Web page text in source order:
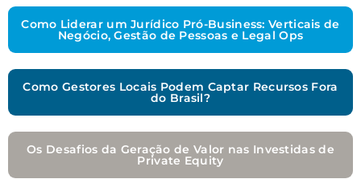
Como Liderar um Jurídico Pró-Business: Verticais de
Negócio, Gestão de Pessoas e Legal Ops
Como Gestores Locais Podem Captar Recursos Fora
do Brasil?
Os Desafios da Geração de Valor nas Investidas de
Private Equity